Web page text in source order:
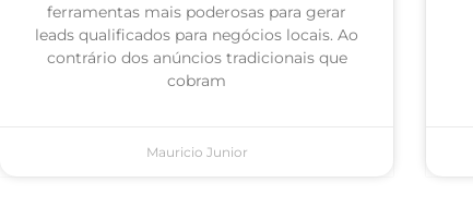
ferramentas mais poderosas para gerar
leads qualificados para negócios locais. Ao
contrário dos anúncios tradicionais que
cobram
Mauricio Junior